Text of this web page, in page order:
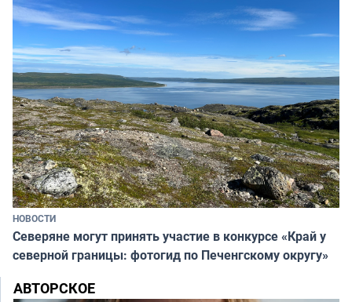
НОВОСТИ
Северяне могут принять участие в конкурсе «Край у
северной границы: фотогид по Печенгскому округу»
АВТОРСКОЕ